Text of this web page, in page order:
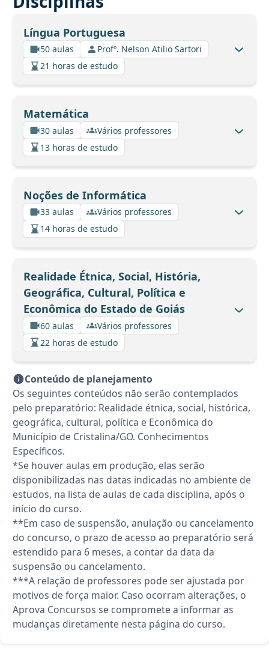
Língua Portuguesa
50 aulas
Profº. Nelson Atilio Sartori
21 horas de estudo
Matemática
30 aulas
Vários professores
13 horas de estudo
Noções de Informática
33 aulas
Vários professores
14 horas de estudo
Realidade Étnica, Social, História,
Geográfica, Cultural, Política e
Econômica do Estado de Goiás
60 aulas
Vários professores
22 horas de estudo
Conteúdo de planejamento
Os seguintes conteúdos não serão contemplados
pelo preparatório: Realidade étnica, social, histórica,
geográfica, cultural, política e Econômica do
Município de Cristalina/GO. Conhecimentos
Específicos.
*Se houver aulas em produção, elas serão
disponibilizadas nas datas indicadas no ambiente de
estudos, na lista de aulas de cada disciplina, após o
início do curso.
**Em caso de suspensão, anulação ou cancelamento
do concurso, o prazo de acesso ao preparatório será
estendido para 6 meses, a contar da data da
suspensão ou cancelamento.
***A relação de professores pode ser ajustada por
motivos de força maior. Caso ocorram alterações, o
Aprova Concursos se compromete a informar as
mudanças diretamente nesta página do curso.